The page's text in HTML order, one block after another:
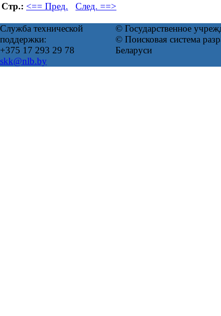
Стр.: <== Пред. След. ==>
Служба технической
поддержки:
+375 17 293 29 78
skk@nlb.by
© Государственное
© Поисковая система
Беларуси